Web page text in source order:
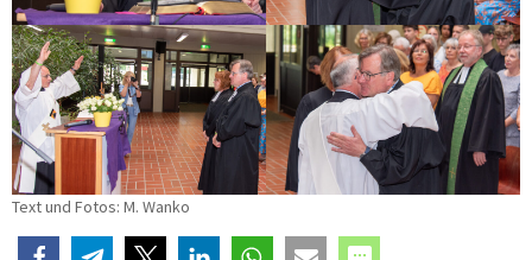
Text und Fotos: M. Wanko